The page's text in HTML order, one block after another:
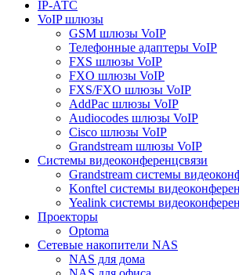
IP-АТС
VoIP шлюзы
GSM шлюзы VoIP
Телефонные адаптеры VoIP
FXS шлюзы VoIP
FXO шлюзы VoIP
FXS/FXO шлюзы VoIP
AddPac шлюзы VoIP
Audiocodes шлюзы VoIP
Cisco шлюзы VoIP
Grandstream шлюзы VoIP
Системы видеоконференцсвязи
Grandstream системы
Konftel системы
Yealink системы
Проекторы
Optoma
Сетевые накопители NAS
NAS для дома